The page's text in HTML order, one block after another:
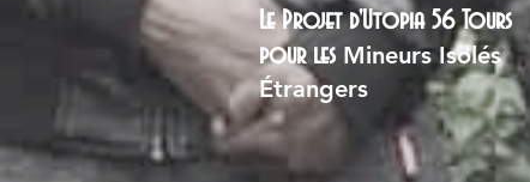
Le Projet d'Utopia 56 Tours
pour les Mineurs Isolés
Étrangers